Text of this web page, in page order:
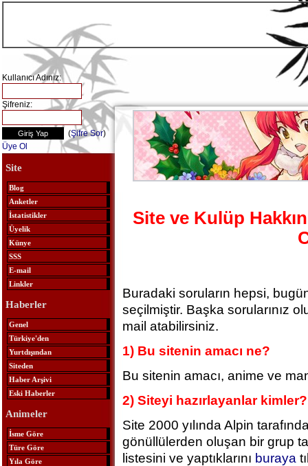
Kullanıcı Adınız:
Şifreniz:
(Şifre Sor)
Üye Ol
Site
Blog
Anketler
İstatistikler
Üyelik
Künye
SSS
E-mail
Linkler
Haberler
Genel
Türkiye'den
Yurtdışından
Siteden
Haber Arşivi
Eski Haberler
Animeler
İsme Göre
Türe Göre
Yıla Göre
Site ve Kulüp
Buradaki soruların hepsi,
seçilmiştir. Başka sorularınız
mail atabilirsiniz.
1) Bu sitenin amacı ne?
Bu sitenin amacı, anime ve
2) Siteyi hazırlayanlar kimler?
Site 2000 yılında Alpin
gönüllülerden oluşan bir grup
listesini ve yaptıklarını buraya